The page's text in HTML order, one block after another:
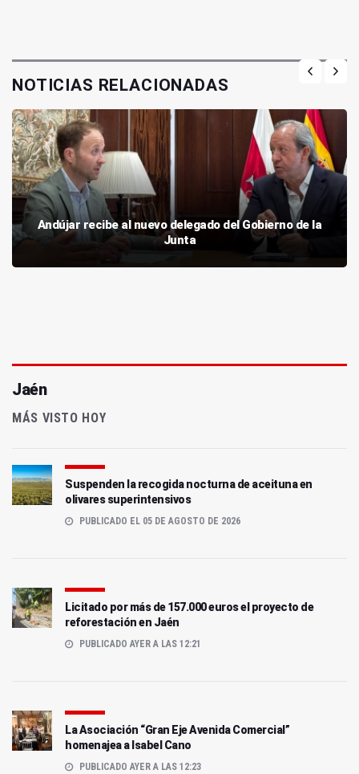
NOTICIAS RELACIONADAS
Andújar recibe al nuevo delegado del Gobierno de la
Junta
Jaén
MÁS VISTO HOY
Suspenden la recogida nocturna de aceituna en
olivares superintensivos
PUBLICADO EL 05 DE AGOSTO DE 2026
Licitado por más de 157.000 euros el proyecto de
reforestación en Jaén
PUBLICADO AYER A LAS 12:21
La Asociación “Gran Eje Avenida Comercial”
homenajea a Isabel Cano
PUBLICADO AYER A LAS 12:23